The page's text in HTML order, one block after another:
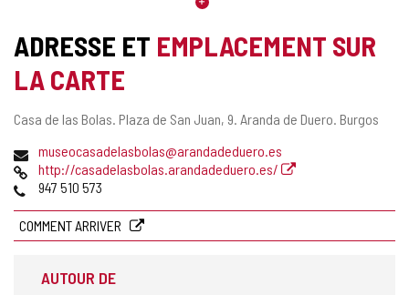
ADRESSE ET EMPLACEMENT SUR
LA CARTE
Adresse
Casa de las Bolas. Plaza de San Juan, 9. Aranda de Duero. Burgos
Adresse
de
courrier
museocasadelasbolas@arandadeduero.es
Page
Web
http://casadelasbolas.arandadeduero.es/
Téléphones
947 510 573
COMMENT ARRIVER
AUTOUR DE